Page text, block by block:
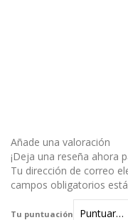
Añade una valoración
¡Deja una reseña ahora
Tu dirección de correo
campos obligatorios
Tu puntuación